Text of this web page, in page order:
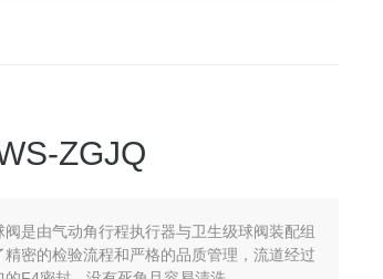
ZGJQ
是由气动角行程执行器与卫生级球阀装配组
密的检验流程和严格的品质管理，流道经过